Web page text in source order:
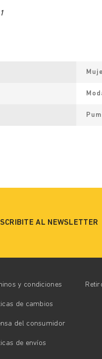
AL NEWSLETTER
y condiciones
de cambios
del consumidor
de envíos